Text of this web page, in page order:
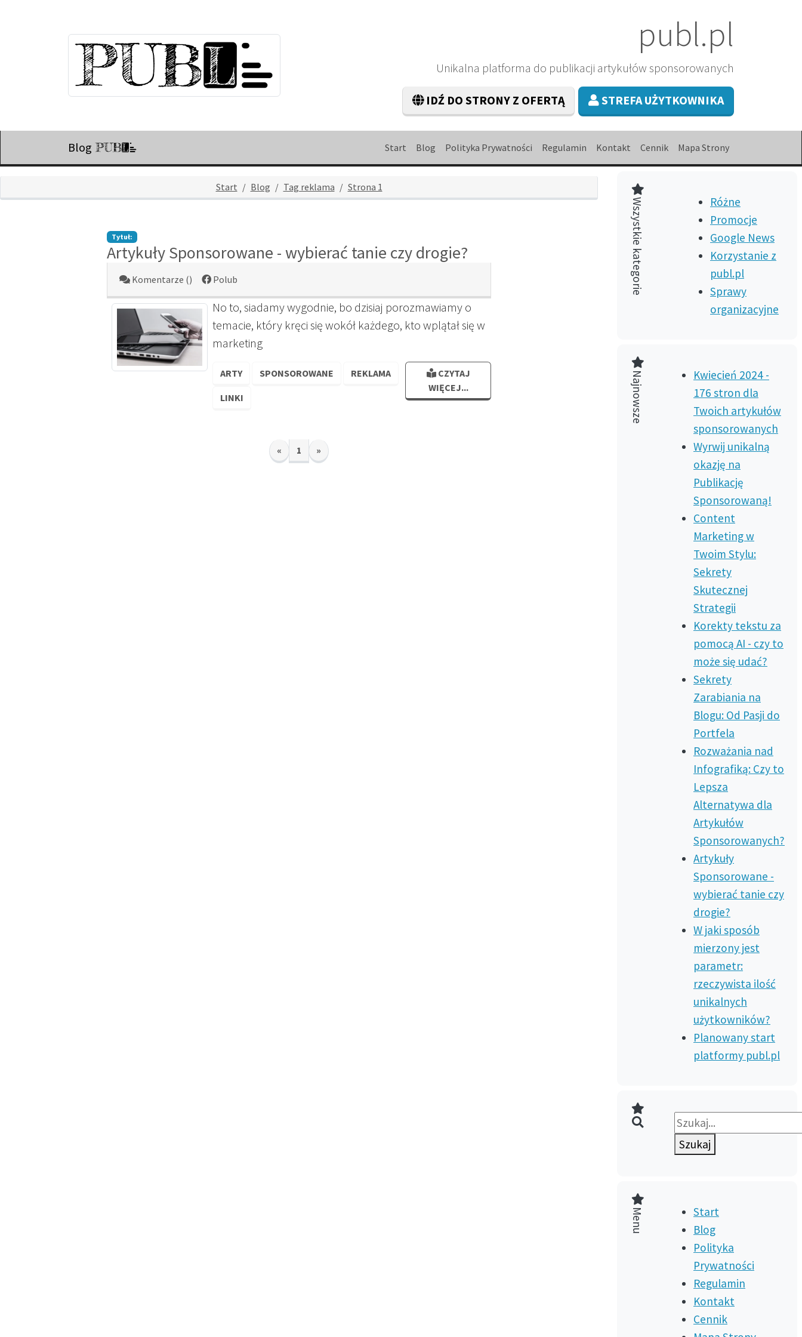
publ.pl
Unikalna platforma do publikacji artykułów sponsorowanych
IDŹ DO STRONY Z OFERTĄ STREFA UŻYTKOWNIKA
Blog Start Blog Polityka Prywatności Regulamin Kontakt Cennik Mapa Strony
Start Blog Tag reklama Strona 1
Tytuł:
Artykuły Sponsorowane - wybierać tanie czy drogie?
Komentarze () Polub
No to, siadamy wygodnie, bo dzisiaj porozmawiamy o
temacie, który kręci się wokół każdego, kto wplątał się w
marketing
ARTY SPONSOROWANE REKLAMA
LINKI
CZYTAJ
WIĘCEJ...
« 1 »
Wszystkie kategorie
Różne
Promocje
Google News
Korzystanie z
publ.pl
Sprawy
organizacyjne
Najnowsze
Kwiecień 2024 -
176 stron dla
Twoich artykułów
sponsorowanych
Wyrwij unikalną
okazję na
Publikację
Sponsorowaną!
Content
Marketing w
Twoim Stylu:
Sekrety
Skutecznej
Strategii
Korekty tekstu za
pomocą AI - czy to
może się udać?
Sekrety
Zarabiania na
Blogu: Od Pasji do
Portfela
Rozważania nad
Infografiką: Czy to
Lepsza
Alternatywa dla
Artykułów
Sponsorowanych?
Artykuły
Sponsorowane -
wybierać tanie czy
drogie?
W jaki sposób
mierzony jest
parametr:
rzeczywista ilość
unikalnych
użytkowników?
Planowany start
platformy publ.pl
Szukaj
Menu
Start
Blog
Polityka
Prywatności
Regulamin
Kontakt
Cennik